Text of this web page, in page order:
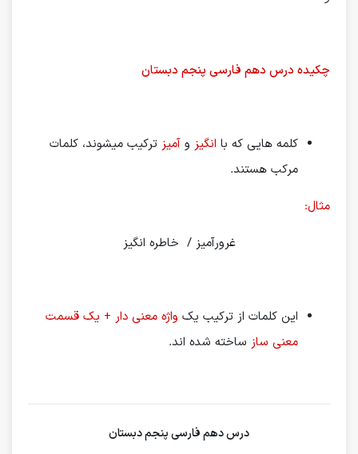
چکیده درس دهم فارسی پنجم دبستان
کلمه هایی که با انگیز و آمیز ترکیب میشوند، کلمات
مرکب هستند.
مثال:
غرورآمیز / خاطره انگیز
این کلمات از ترکیب یک واژه معنی دار + یک قسمت
معنی ساز ساخته شده اند.
درس دهم فارسی پنجم دبستان